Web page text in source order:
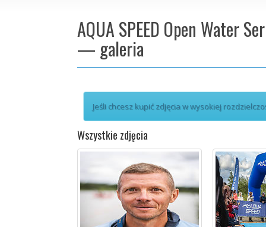
AQUA SPEED Open Water
— galeria
Jeśli chcesz kupić zdjęcia w wysokiej
Wszystkie zdjęcia